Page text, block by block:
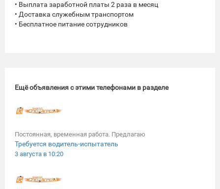
• Выплата заработной платы 2 раза в месяц
• Доставка служебным транспортом
• Бесплатное питание сотрудников
Ещё объявления с этими телефонами в разделе
Постоянная, временная работа. Предлагаю
Требуется водитель-испытатель
3 августа в 10:20